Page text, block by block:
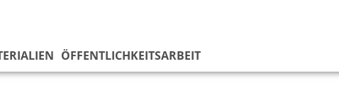
ÖFFENTLICHKEITSARBEIT